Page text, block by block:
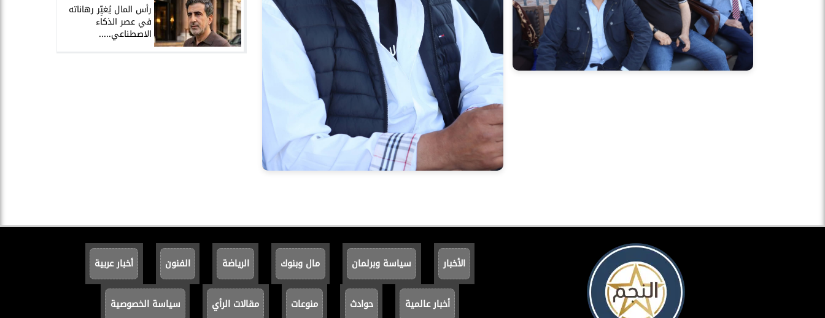
رأس المال يُغيِّر رهاناته
في عصر الذكاء
الاصطناعي.....
الأخبار سياسة وبرلمان مال وبنوك الرياضة الفنون أخبار عربية
أخبار عالمية حوادث منوعات مقالات الرأي سياسة الخصوصية